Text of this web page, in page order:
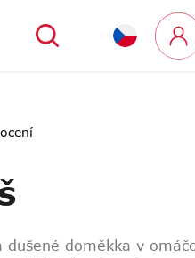
Hledat
dušené doměkka v